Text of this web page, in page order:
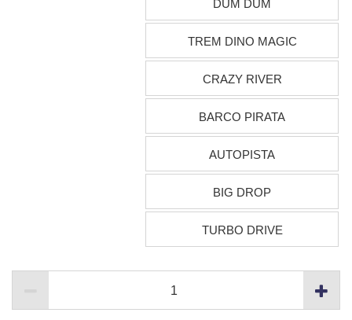
DUM DUM
TREM DINO MAGIC
CRAZY RIVER
BARCO PIRATA
AUTOPISTA
BIG DROP
TURBO DRIVE